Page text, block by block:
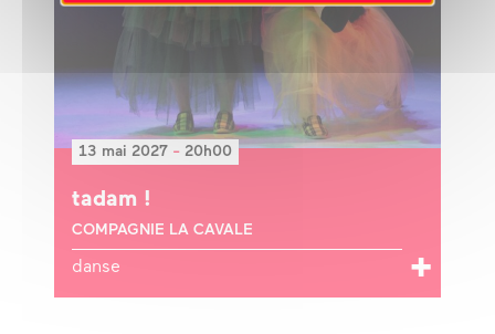
13 mai 2027 - 20h00
tadam !
COMPAGNIE LA CAVALE
danse